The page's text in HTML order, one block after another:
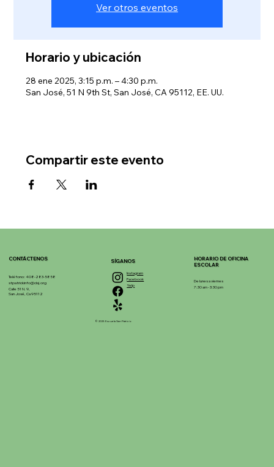
Ver otros eventos
Horario y ubicación
28 ene 2025, 3:15 p.m. – 4:30 p.m.
San José, 51 N 9th St, San José, CA 95112, EE. UU.
Compartir este evento
CONTÁCTENOS
Teléfono: 408-283-5858
stpatrickinfo@dsj.org
Calle 51 N. 9,
San José, Ca 95112
Instagram
Facebook
Yelp
SÍGANOS
© 2025 Escuela San Patricio
HORARIO DE OFICINA
ESCOLAR
De lunes a viernes
7:30 am - 3:30 pm